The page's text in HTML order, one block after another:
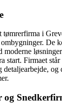
i
De
moderne
start. Firmaet
og